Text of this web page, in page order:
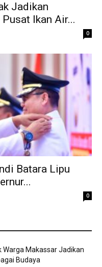
Jadikan
Ikan Air...
0
Batara Lipu
0
Warga Makassar Jadikan
Budaya